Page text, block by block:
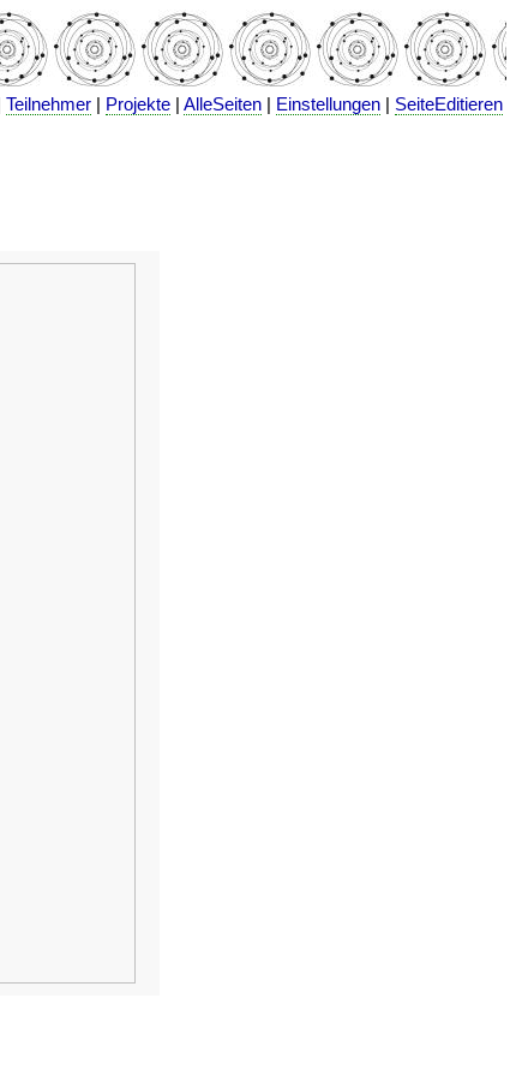
|Teilnehmer Projekte |AlleSeiten Einstellungen SeiteEditieren